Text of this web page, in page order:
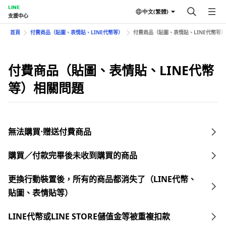
LINE
支援中心
中文(繁體)
首頁 付費商品（貼圖、表情貼、LINE代幣等） 付費商品（貼圖、表情貼、LINE代幣等
付費商品（貼圖、表情貼、LINE代幣
等）相關問題
無法購買⋅贈送付費商品
購買／付款完畢後未收到購買的商品
更換行動裝置後，所有的商品都消失了（LINE代幣、
貼圖、表情貼等）
LINE代幣或LINE STORE儲值金等被重複扣款